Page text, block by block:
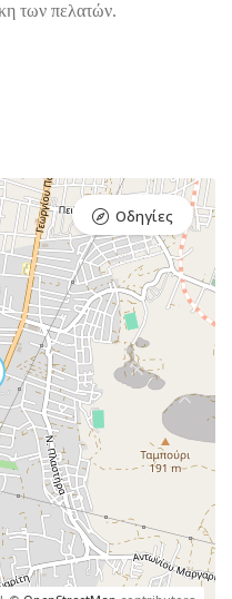
των πελατών.
Οδηγίες